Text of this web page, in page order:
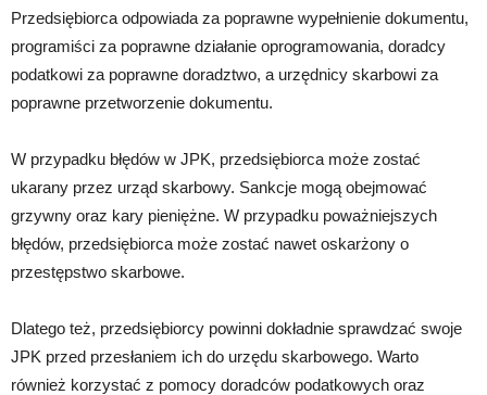
Przedsiębiorca odpowiada za poprawne wypełnienie dokumentu,
programiści za poprawne działanie oprogramowania, doradcy
podatkowi za poprawne doradztwo, a urzędnicy skarbowi za
poprawne przetworzenie dokumentu.
W przypadku błędów w JPK, przedsiębiorca może zostać
ukarany przez urząd skarbowy. Sankcje mogą obejmować
grzywny oraz kary pieniężne. W przypadku poważniejszych
błędów, przedsiębiorca może zostać nawet oskarżony o
przestępstwo skarbowe.
Dlatego też, przedsiębiorcy powinni dokładnie sprawdzać swoje
JPK przed przesłaniem ich do urzędu skarbowego. Warto
również korzystać z pomocy doradców podatkowych oraz